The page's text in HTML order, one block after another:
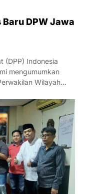
Baru DPW Jawa
(DPP) Indonesia
mengumumkan
Wilayah…